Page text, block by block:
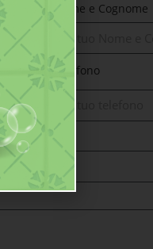
Nome e Cognome
Telefono